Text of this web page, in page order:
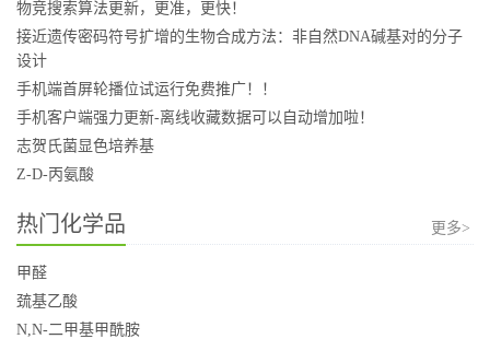
物竞搜索算法更新，更准，更快！
接近遗传密码符号扩增的生物合成方法：非自然DNA碱基对的分子
设计
手机端首屏轮播位试运行免费推广！！
手机客户端强力更新-离线收藏数据可以自动增加啦！
志贺氏菌显色培养基
Z-D-丙氨酸
热门化学品 更多>
甲醛
巯基乙酸
N,N-二甲基甲酰胺